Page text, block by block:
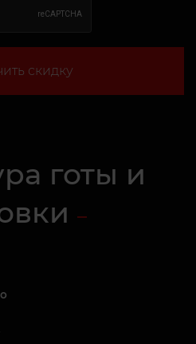
скидку
готы и